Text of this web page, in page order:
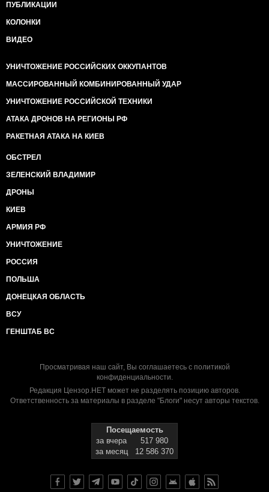
ПУБЛИКАЦИИ
КОЛОНКИ
ВИДЕО
УНИЧТОЖЕНИЕ РОССИЙСКИХ ОККУПАНТОВ
МАССИРОВАННЫЙ КОМБИНИРОВАННЫЙ УДАР
УНИЧТОЖЕНИЕ РОССИЙСКОЙ ТЕХНИКИ
АТАКА ДРОНОВ НА РЕГИОНЫ РФ
РАКЕТНАЯ АТАКА НА КИЕВ
ОБСТРЕЛ
ЗЕЛЕНСКИЙ ВЛАДИМИР
ДРОНЫ
КИЕВ
АРМИЯ РФ
УНИЧТОЖЕНИЕ
РОССИЯ
ПОЛЬША
ДОНЕЦКАЯ ОБЛАСТЬ
ВСУ
ГЕНШТАБ ВС
Просматривая наш сайт, Вы соглашаетесь с политикой
конфиденциальности.
Редакция Цензор.НЕТ может не разделять позицию авторов.
Ответственность за материалы в разделе "Блоги" несут авторы текстов.
Посещаемость
за вчера
517 980
за месяц
12 586 370